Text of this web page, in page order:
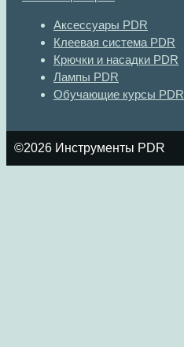
Аксессуары PDR
Клеевая система PDR
Крючки и насадки PDR
Лампы PDR
Обучающие курсы PDR
©2026 Инструменты PDR